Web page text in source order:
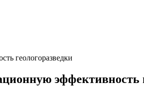
геологоразведки
эффективность